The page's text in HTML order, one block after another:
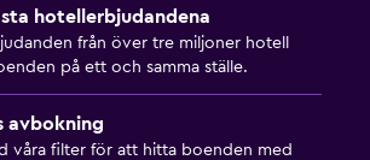
hotellerbjudandena
från över tre miljoner hotell
på ett och samma ställe.
avbokning
våra filter för att hitta boenden med